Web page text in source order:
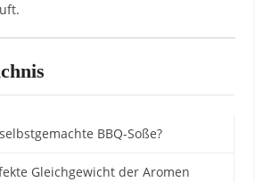
BBQ-Soße?
Gleichgewicht der Aromen